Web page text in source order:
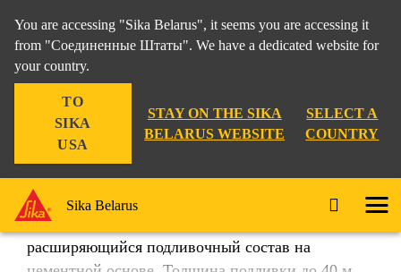
You are accessing "Sika Belarus", it seems you are accessing it
from "Соединенные Штаты". We have a dedicated website for
your country.
TO
SIKA
USA
STAY ON THE SIKA
BELARUS WEBSITE
SELECT A
COUNTRY
Sika Belarus
SikaGrout®-314
Однокомпонентный высокоточный,
расширяющийся подливочный состав на